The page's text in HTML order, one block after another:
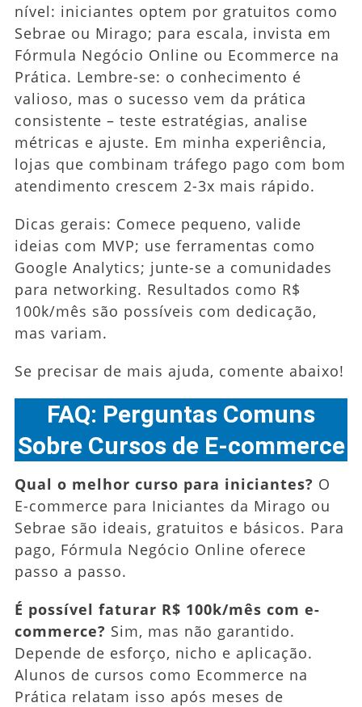
nível: iniciantes optem por gratuitos como
Sebrae ou Mirago; para escala, invista em
Fórmula Negócio Online ou Ecommerce na
Prática. Lembre-se: o conhecimento é
valioso, mas o sucesso vem da prática
consistente – teste estratégias, analise
métricas e ajuste. Em minha experiência,
lojas que combinam tráfego pago com bom
atendimento crescem 2-3x mais rápido.
Dicas gerais: Comece pequeno, valide
ideias com MVP; use ferramentas como
Google Analytics; junte-se a comunidades
para networking. Resultados como R$
100k/mês são possíveis com dedicação,
mas variam.
Se precisar de mais ajuda, comente abaixo!
FAQ: Perguntas Comuns
Sobre Cursos de E-commerce
Qual o melhor curso para iniciantes? O
E-commerce para Iniciantes da Mirago ou
Sebrae são ideais, gratuitos e básicos. Para
pago, Fórmula Negócio Online oferece
passo a passo.
É possível faturar R$ 100k/mês com e-
commerce? Sim, mas não garantido.
Depende de esforço, nicho e aplicação.
Alunos de cursos como Ecommerce na
Prática relatam isso após meses de